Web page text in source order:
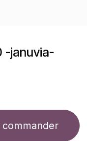
-januvia-